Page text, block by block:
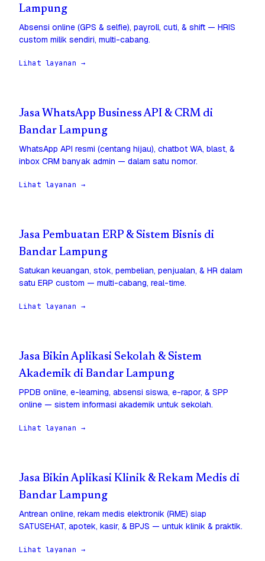
Lampung
Absensi online (GPS & selfie), payroll, cuti, & shift — HRIS
custom milik sendiri, multi-cabang.
Lihat layanan →
Jasa WhatsApp Business API & CRM di
Bandar Lampung
WhatsApp API resmi (centang hijau), chatbot WA, blast, &
inbox CRM banyak admin — dalam satu nomor.
Lihat layanan →
Jasa Pembuatan ERP & Sistem Bisnis di
Bandar Lampung
Satukan keuangan, stok, pembelian, penjualan, & HR dalam
satu ERP custom — multi-cabang, real-time.
Lihat layanan →
Jasa Bikin Aplikasi Sekolah & Sistem
Akademik di Bandar Lampung
PPDB online, e-learning, absensi siswa, e-rapor, & SPP
online — sistem informasi akademik untuk sekolah.
Lihat layanan →
Jasa Bikin Aplikasi Klinik & Rekam Medis di
Bandar Lampung
Antrean online, rekam medis elektronik (RME) siap
SATUSEHAT, apotek, kasir, & BPJS — untuk klinik & praktik.
Lihat layanan →